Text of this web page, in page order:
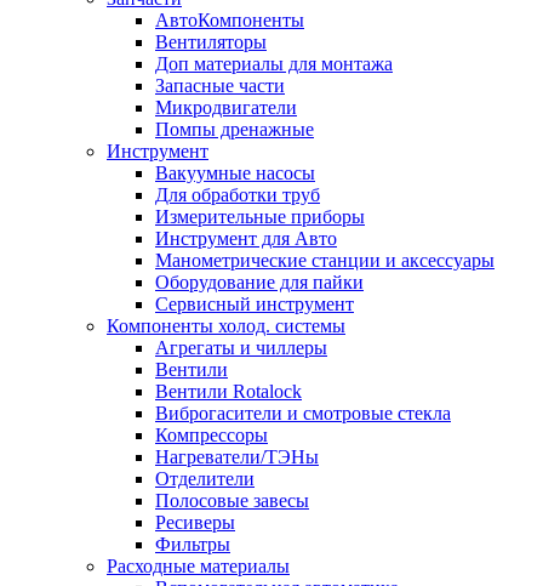
АвтоКомпоненты
Вентиляторы
Доп материалы для монтажа
Запасные части
Микродвигатели
Помпы дренажные
Инструмент
Вакуумные насосы
Для обработки труб
Измерительные приборы
Инструмент для Авто
Манометрические станции и аксессуары
Оборудование для пайки
Сервисный инструмент
Компоненты холод. системы
Агрегаты и чиллеры
Вентили
Вентили Rotalock
Виброгасители и смотровые стекла
Компрессоры
Нагреватели/ТЭНы
Отделители
Полосовые завесы
Ресиверы
Фильтры
Расходные материалы